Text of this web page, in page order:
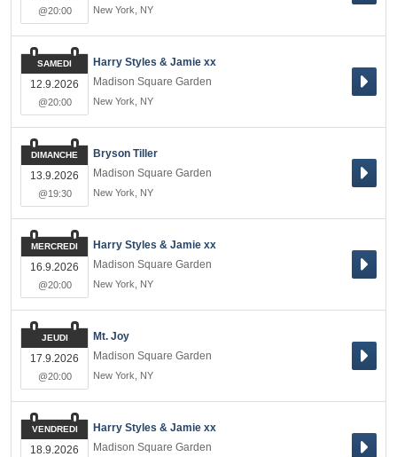
New York NY
@20:00
Harry Styles & Jamie xx
Madison Square Garden
New York NY
SAMEDI
12.9.2026
@20:00
Bryson Tiller
Madison Square Garden
New York NY
DIMANCHE
13.9.2026
@19:30
Harry Styles & Jamie xx
Madison Square Garden
New York NY
MERCREDI
16.9.2026
@20:00
Mt. Joy
Madison Square Garden
New York NY
JEUDI
17.9.2026
@20:00
Harry Styles & Jamie xx
Madison Square Garden
VENDREDI
18.9.2026